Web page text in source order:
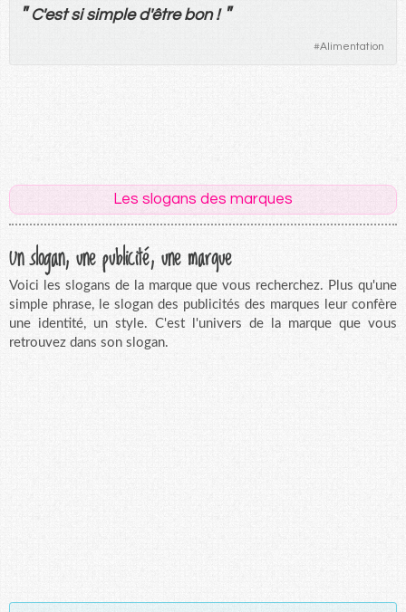
"C'est si simpled'être bon! "
#Alimentation
Les slogans des marques
Un slogan, une publicité, une marque
Voici les slogans de la marque que vous recherchez. Plus qu'une
simple phrase, le slogan des publicités des marques leur confère
une identité, un style. C'est l'univers de la marque que vous
retrouvez dans son slogan.